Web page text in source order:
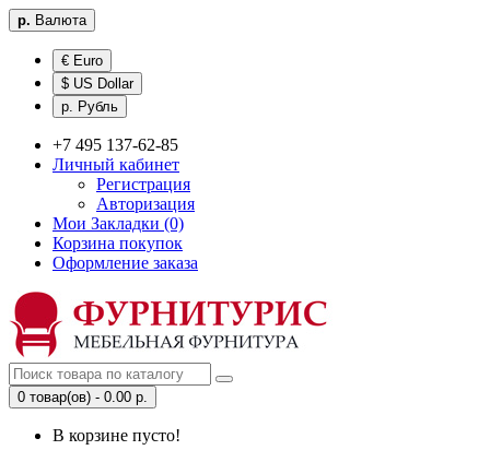
р. Валюта
€ Euro
$ US Dollar
р. Рубль
+7 495 137-62-85
Личный кабинет
Регистрация
Авторизация
Мои Закладки (0)
Корзина покупок
Оформление заказа
0 товар(ов) - 0.00 р.
В корзине пусто!